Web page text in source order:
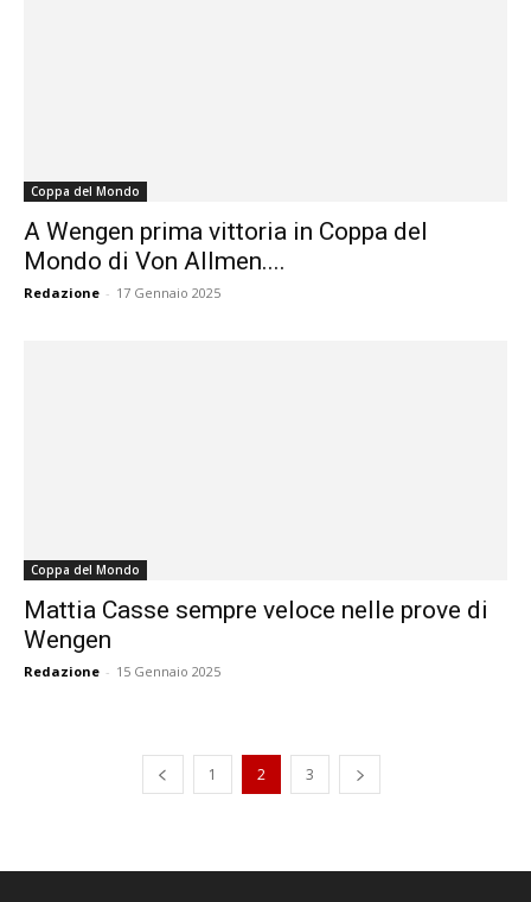
Coppa del Mondo
A Wengen prima vittoria in Coppa del
Mondo di Von Allmen....
Redazione - 17 Gennaio 2025
Coppa del Mondo
Mattia Casse sempre veloce nelle prove di
Wengen
Redazione - 15 Gennaio 2025
1 2 3